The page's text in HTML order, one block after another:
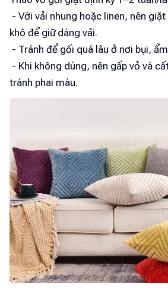
- Với vải nhung hoặc linen, nên
khô để giữ dáng vải.
- Tránh để gối quá lâu ở nơi bụi,
- Khi không dùng, nên gấp vỏ và
tránh phai màu.